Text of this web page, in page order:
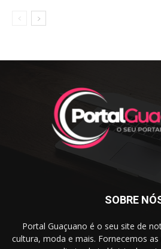
SOBRE
Portal Guaçuano é o seu site de
cultura, moda e mais. Fornecemos